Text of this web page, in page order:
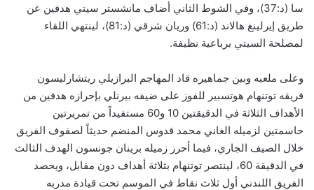
سا (د:37)، وفي الشوط الثاني أضاف مانشستر سيتي هدفين عن
طريق إيرلينغ هالاند (د:61) وريان شرقي (د:81)، لينتهي اللقاء
لمصلحة السيتي برباعية نظيفة.
وعلى ملعبه وبين جماهيره قاد المهاجم البرازيلي ريتشارليسون
فريقه توتنهام هوتسبير للفوز على ضيفه بيرنلي بإحرازه هدفين من
الأهداف الثلاثة في الدقيقتين 10 و60 مستفيداً من تمريرتين
حاسمتين لزميله الغاني محمد قدوس المنضم حديثاً لصفوف الفريق
خلال الصيف الجاري، فيما أحرز زميله برينان جونسون الهدف الثالث
في الدقيقة 60، لينتصر توتنهام بثلاثة أهداف دون مقابل، ويحصد
الفريق اللندني أول ثلاث نقاط في الموسم تحت قيادة مدربه